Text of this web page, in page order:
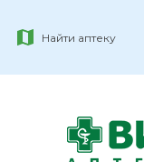
Найти аптеку